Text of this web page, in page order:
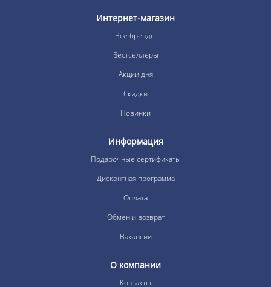
Интернет-магазин
Все бренды
Бестселлеры
Акции дня
Скидки
Новинки
Информация
Подарочные сертификаты
Дисконтная программа
Оплата
Обмен и возврат
Вакансии
О компании
Контакты